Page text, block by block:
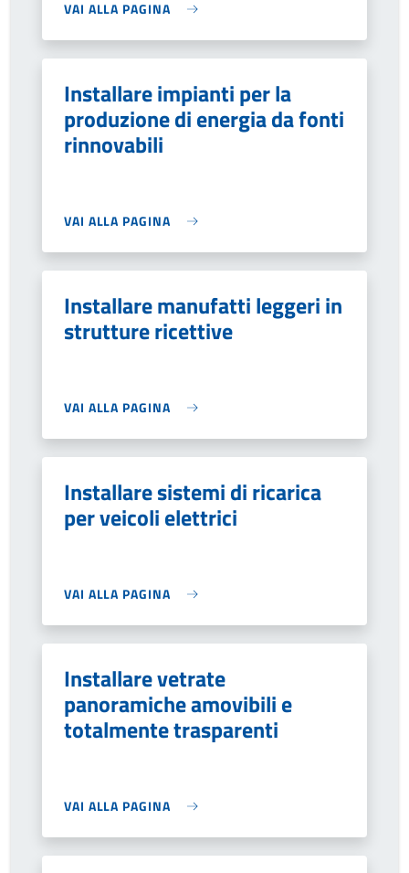
VAI ALLA PAGINA
Installare impianti per la
produzione di energia da fonti
rinnovabili
VAI ALLA PAGINA
Installare manufatti leggeri in
strutture ricettive
VAI ALLA PAGINA
Installare sistemi di ricarica
per veicoli elettrici
VAI ALLA PAGINA
Installare vetrate
panoramiche amovibili e
totalmente trasparenti
VAI ALLA PAGINA